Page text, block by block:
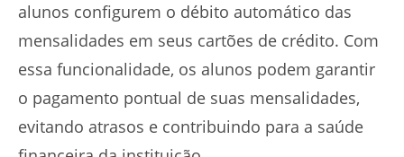
alunos configurem o débito automático das
mensalidades em seus cartões de crédito. Com
essa funcionalidade, os alunos podem garantir
o pagamento pontual de suas mensalidades,
evitando atrasos e contribuindo para a saúde